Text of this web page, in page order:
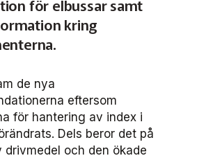
fordonsdatabas
2025
2024
2023
Anbaro
förarcertifiering Buss
Buss
förarcertifiering Serviceresor
bidrag till transportsektorns klimatmål
kundfakturor
Press In English
Stäng
för elbussar samt
kring
de nya
eftersom
för hantering av index i
Dels beror det på
och den ökade